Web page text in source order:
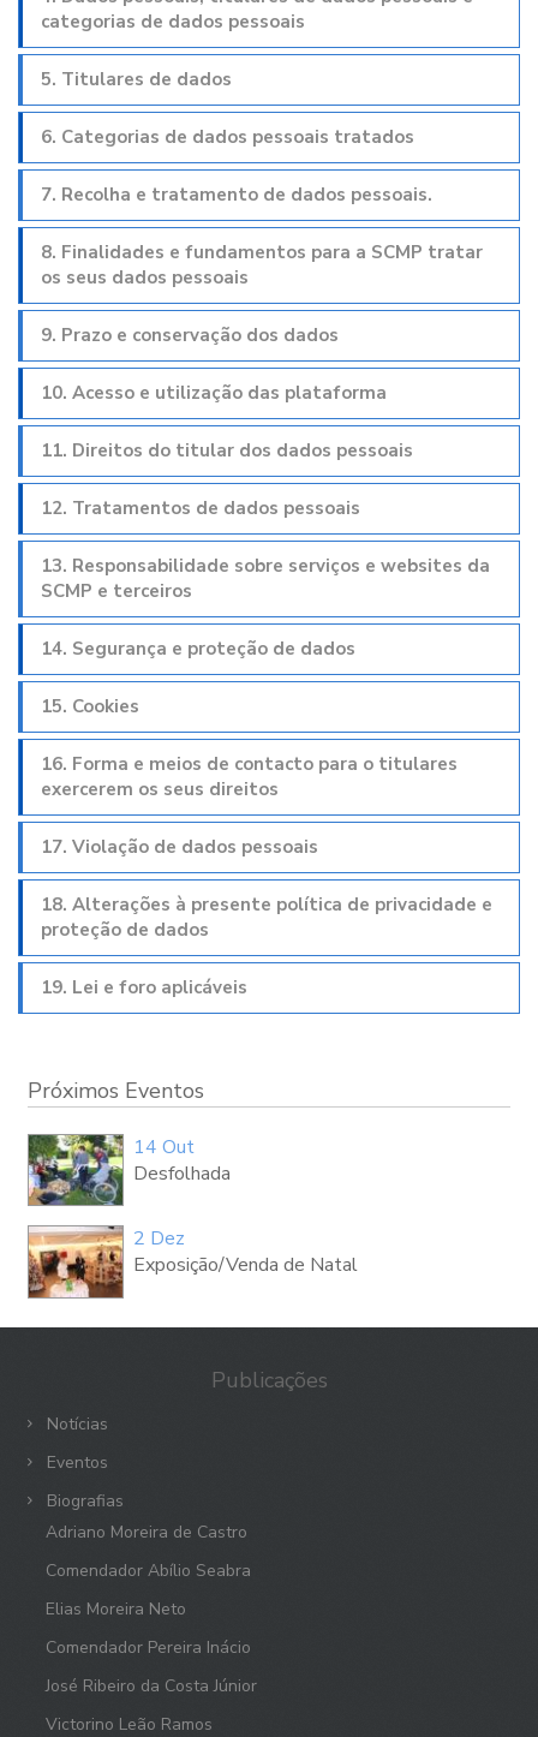
categorias de dados pessoais
5. Titulares de dados
6. Categorias de dados pessoais tratados
7. Recolha e tratamento de dados pessoais.
8. Finalidades e fundamentos para a SCMP tratar
os seus dados pessoais
9. Prazo e conservação dos dados
10. Acesso e utilização das plataforma
11. Direitos do titular dos dados pessoais
12. Tratamentos de dados pessoais
13. Responsabilidade sobre serviços e websites da
SCMP e terceiros
14. Segurança e proteção de dados
15. Cookies
16. Forma e meios de contacto para o titulares
exercerem os seus direitos
17. Violação de dados pessoais
18. Alterações à presente política de privacidade e
proteção de dados
19. Lei e foro aplicáveis
Próximos Eventos
14 Out
Desfolhada
2 Dez
Exposição/Venda de Natal
Publicações
Notícias
Eventos
Biografias
Adriano Moreira de Castro
Comendador Abílio Seabra
Elias Moreira Neto
Comendador Pereira Inácio
José Ribeiro da Costa Júnior
Victorino Leão Ramos